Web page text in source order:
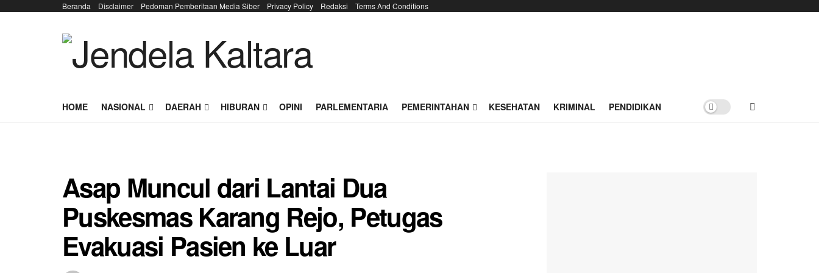
Beranda Disclaimer Pedoman Pemberitaan Media Siber Privacy Policy Redaksi Terms And Conditions
HOME NASIONAL DAERAH HIBURAN OPINI PARLEMENTARIA PEMERINTAHAN KESEHATAN KRIMINAL PENDIDIKAN
Asap Muncul dari Lantai Dua
Puskesmas Karang Rejo, Petugas
Evakuasi Pasien ke Luar